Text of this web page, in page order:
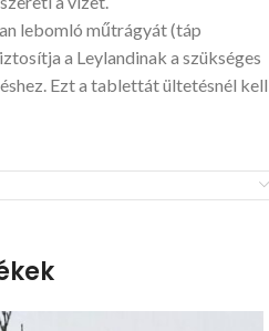
lebomló műtrágyát (táp
a Leylandinak a szükséges
Ezt a tablettát ültetésnél kell